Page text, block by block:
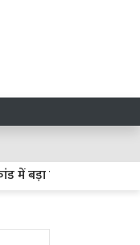
पूर्व सांसद रिजवान